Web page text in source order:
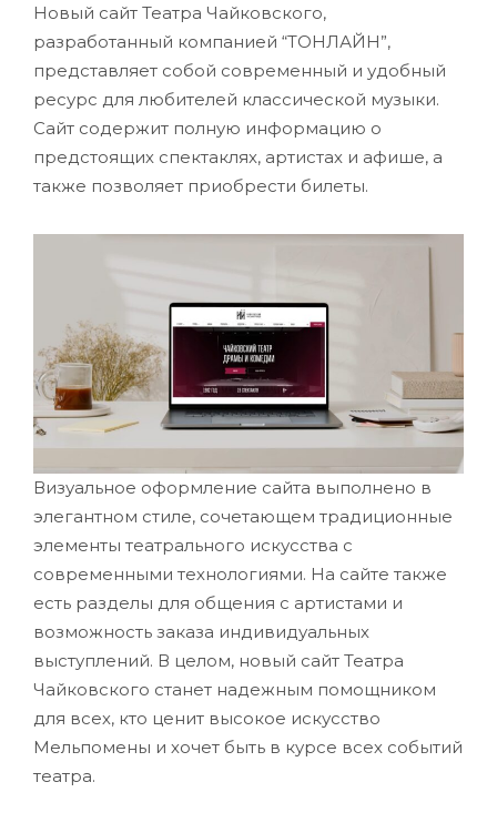
Новый сайт Театра Чайковского,
разработанный компанией “ТОНЛАЙН”,
представляет собой современный и удобный
ресурс для любителей классической музыки.
Сайт содержит полную информацию о
предстоящих спектаклях, артистах и афише, а
также позволяет приобрести билеты.
Визуальное оформление сайта выполнено в
элегантном стиле, сочетающем традиционные
элементы театрального искусства с
современными технологиями. На сайте также
есть разделы для общения с артистами и
возможность заказа индивидуальных
выступлений. В целом, новый сайт Театра
Чайковского станет надежным помощником
для всех, кто ценит высокое искусство
Мельпомены и хочет быть в курсе всех событий
театра.